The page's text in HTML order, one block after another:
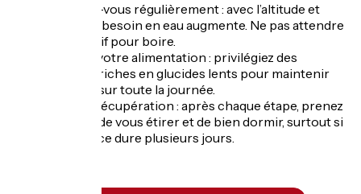
Hydratez-vous régulièrement : avec l’altitude et
l’effort, le besoin en eau augmente. Ne pas attendre
d’avoir soif pour boire.
Adaptez votre alimentation : privilégiez des
aliments riches en glucides lents pour maintenir
l’énergie sur toute la journée.
Gérez la récupération : après chaque étape, prenez
le temps de vous étirer et de bien dormir, surtout si
l’itinérance dure plusieurs jours.